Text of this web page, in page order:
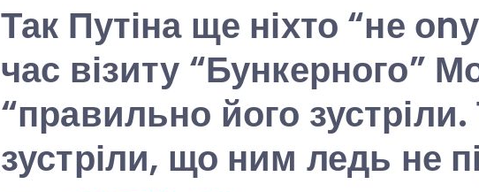
Так Путіна ще ніхто “не
час візиту “Бункерного”
“правильно його зустріли.
зустріли, що ним ледь не